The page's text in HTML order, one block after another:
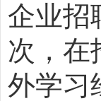
企业招
次，在
外学习